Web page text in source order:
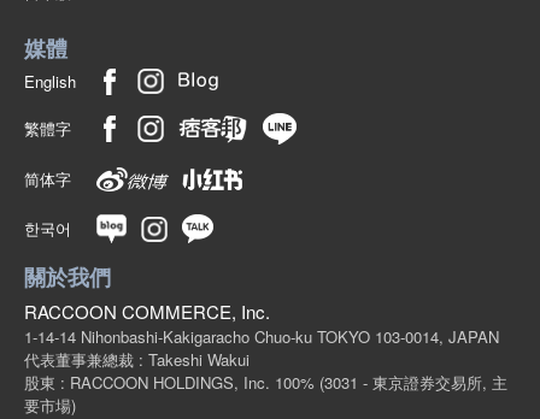
媒體
English
繁體字
简体字
한국어
關於我們
RACCOON COMMERCE, Inc.
1-14-14 Nihonbashi-Kakigaracho Chuo-ku TOKYO 103-0014, JAPAN
代表董事兼總裁 : Takeshi Wakui
股東 : RACCOON HOLDINGS, Inc. 100% (3031 - 東京證券交易所, 主
要市場)